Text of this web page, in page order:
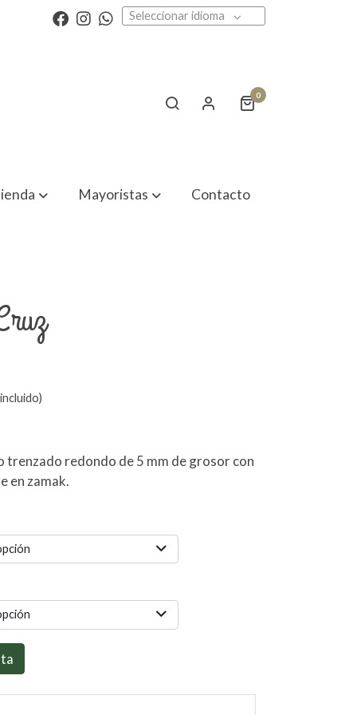
Seleccionar idioma
0
Mayoristas Contacto
trenzado redondo de 5 mm de grosor con
en zamak.